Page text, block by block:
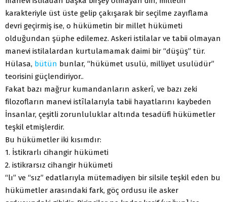
karakteriyle üst üste gelip çakışarak bir seçilme zayıflama
devri geçirmiş ise, o hükümetin bir millet hükümeti
olduğundan şüphe edilemez. Askeri istilalar ve tabii olmayan
manevi istilalardan kurtulamamak daimi bir “düşüş” tür.
Hülasa, bütün bunlar, “hükümet usulü, milliyet usulüdür”
teorisini güçlendiriyor..
Fakat bazı mağrur kumandanların askerî, ve bazı zeki
filozofların manevi istîlalarıyla tabii hayatlarını kaybeden
İnsanlar, çeşitli zorunluluklar altında tesadüfi hükümetler
teşkil etmişlerdir.
Bu hükümetler iki kısımdır:
1. İstikrarlı cihangir hükümeti
2. istikrarsız cihangir hükümeti
“lı” ve “sız” edatlarıyla mütemadiyen bir silsile teşkil eden bu
hükümetler arasındaki fark, göç ordusu ile asker